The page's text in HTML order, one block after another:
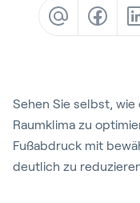
Sehen Sie selbst,
Raumklima zu
Fußabdruck mit
deutlich zu